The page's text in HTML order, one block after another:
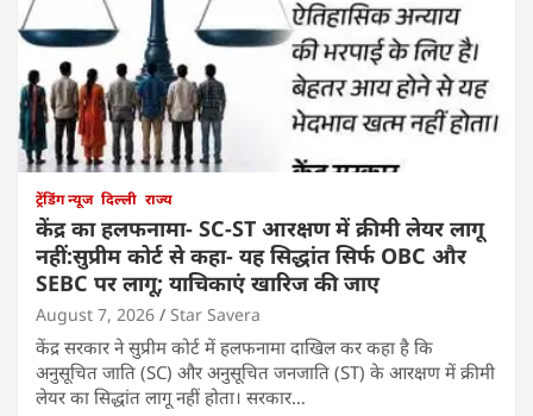
ट्रेंडिंग न्यूज दिल्ली राज्य
केंद्र का हलफनामा- SC-ST आरक्षण में क्रीमी लेयर लागू
नहीं:सुप्रीम कोर्ट से कहा- यह सिद्धांत सिर्फ OBC और
SEBC पर लागू; याचिकाएं खारिज की जाए
August 7, 2026 Star Savera
केंद्र सरकार ने सुप्रीम कोर्ट में हलफनामा दाखिल कर कहा है कि
अनुसूचित जाति (SC) और अनुसूचित जनजाति (ST) के आरक्षण में क्रीमी
लेयर का सिद्धांत लागू नहीं होता। सरकार…